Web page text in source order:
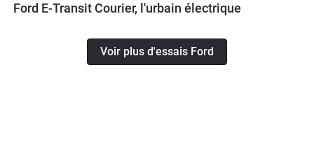
Ford E-Transit Courier, l'urbain électrique
Voir plus d'essais Ford